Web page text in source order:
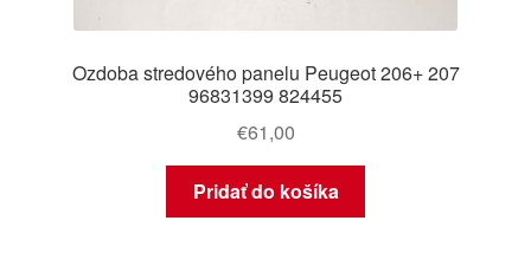
Ozdoba stredového panelu Peugeot 206+ 207
96831399 824455
€61,00
Pridať do košíka